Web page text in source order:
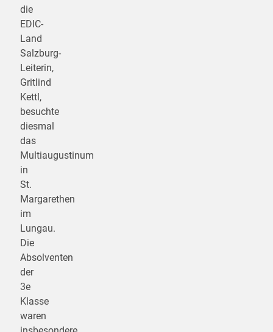
die
EDIC-
Land
Salzburg-
Leiterin,
Gritlind
Kettl,
besuchte
diesmal
das
Multiaugustinum
in
St.
Margarethen
im
Lungau.
Die
Absolventen
der
3e
Klasse
waren